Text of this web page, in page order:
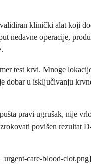
klinički alat koji
operacije,
test krvi. Mnoge
u isključivanju
pravi ugrušak, nije
povišen
care-blood-clot.png]